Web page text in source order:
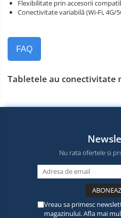
Flexibilitate prin accesorii
Conectivitate variabilă (Wi‑Fi, 4G/
FAQ
Tabletele au conectivitate
Nu rata ofertele si
Vreau sa primesc
magazinului. Afla mai